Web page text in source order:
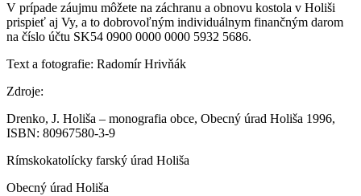
V prípade záujmu môžete na záchranu a obnovu kostola v Holiši
prispieť aj Vy, a to dobrovoľným individuálnym finančným darom
na číslo účtu SK54 0900 0000 0000 5932 5686.
Text a fotografie: Radomír Hrivňák
Zdroje:
Drenko, J. Holiša – monografia obce, Obecný úrad Holiša 1996,
ISBN: 80967580-3-9
Rímskokatolícky farský úrad Holiša
Obecný úrad Holiša